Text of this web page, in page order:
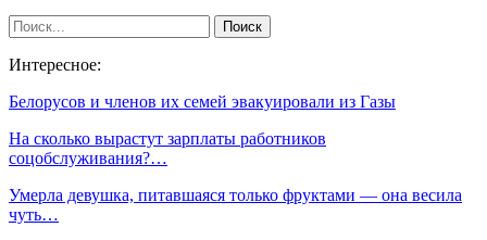
Интересное:
Белорусов и членов их семей эвакуировали из Газы
На сколько вырастут зарплаты работников
соцобслуживания?…
Умерла девушка, питавшаяся только фруктами — она весила
чуть…